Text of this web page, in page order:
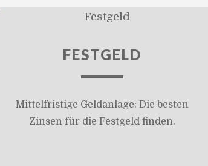
FESTGELD
Mittelfristige Geldanlage: Die besten
Zinsen für die Festgeld finden.